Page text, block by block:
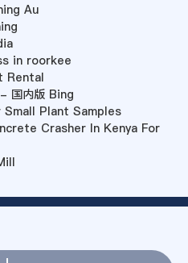
Au
in roorkee
Rental
国内版 Bing
Plant Samples
Crasher In Kenya For